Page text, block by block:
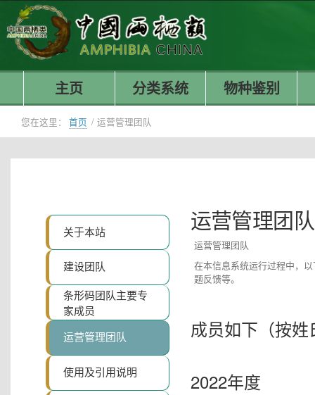
主页 分类系统 物种鉴别
您在这里： 首页 / 运营管理团队
关于本站
建设团队
条形码团队主要专
家成员
运营管理团队
使用及引用说明
运营管理团队
运营管理团队
在本信息系统运行过程中，
题反馈等。
成员如下（按
2022年度